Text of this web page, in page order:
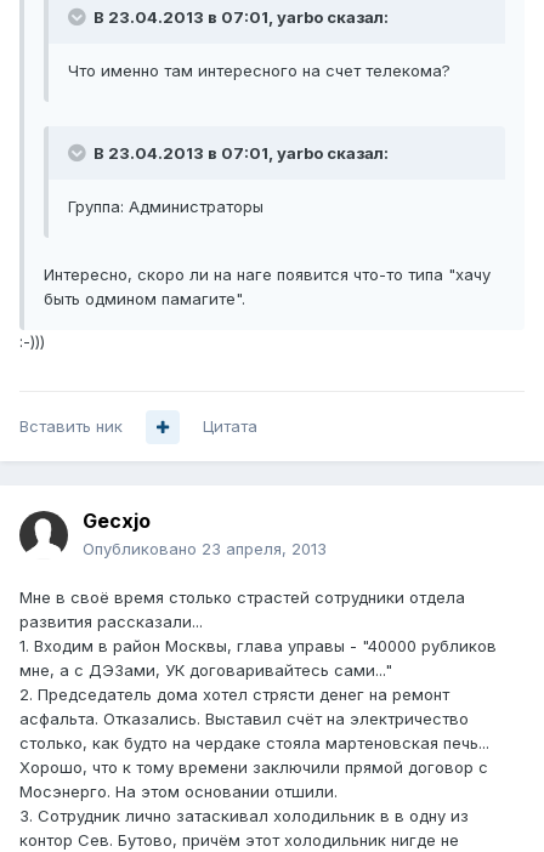
В 23.04.2013 в 07:01, yarbo сказал:
Что именно там интересного на счет телекома?
В 23.04.2013 в 07:01, yarbo сказал:
Группа: Администраторы
Интересно, скоро ли на наге появится что-то типа "хачу
быть одмином памагите".
:-)))
Вставить ник Цитата
Gecxjo
Опубликовано 23 апреля, 2013
Мне в своё время столько страстей сотрудники отдела
развития рассказали...
1. Входим в район Москвы, глава управы - "40000 рубликов
мне, а с ДЭЗами, УК договаривайтесь сами..."
2. Председатель дома хотел стрясти денег на ремонт
асфальта. Отказались. Выставил счёт на электричество
столько, как будто на чердаке стояла мартеновская печь...
Хорошо, что к тому времени заключили прямой договор с
Мосэнерго. На этом основании отшили.
3. Сотрудник лично затаскивал холодильник в в одну из
контор Сев. Бутово, причём этот холодильник нигде не